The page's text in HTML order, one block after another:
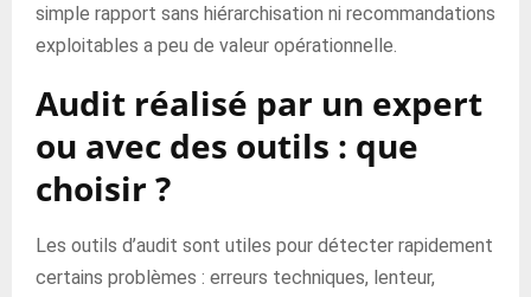
simple rapport sans hiérarchisation ni recommandations
exploitables a peu de valeur opérationnelle.
Audit réalisé par un expert
ou avec des outils : que
choisir ?
Les outils d’audit sont utiles pour détecter rapidement
certains problèmes : erreurs techniques, lenteur,